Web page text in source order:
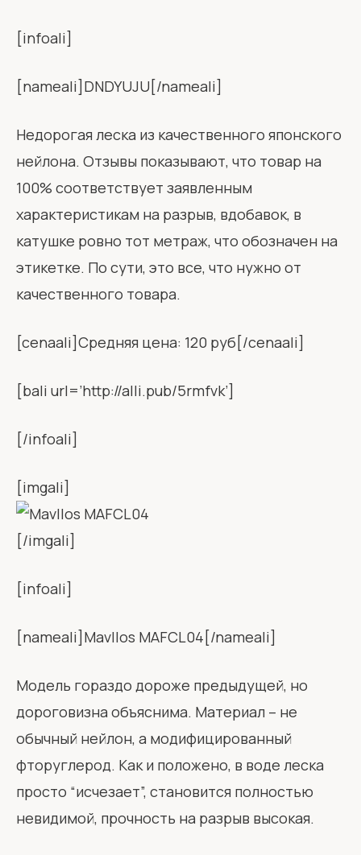
[infoali]
[nameali]DNDYUJU[/nameali]
Недорогая леска из качественного японского
нейлона. Отзывы показывают, что товар на
100% соответствует заявленным
характеристикам на разрыв, вдобавок, в
катушке ровно тот метраж, что обозначен на
этикетке. По сути, это все, что нужно от
качественного товара.
[cenaali]Средняя цена: 120 руб[/cenaali]
[bali url=’http://alli.pub/5rmfvk’]
[/infoali]
[imgali]
[/imgali]
[infoali]
[nameali]Mavllos MAFCL04[/nameali]
Модель гораздо дороже предыдущей, но
дороговизна объяснима. Материал – не
обычный нейлон, а модифицированный
фторуглерод. Как и положено, в воде леска
просто “исчезает”, становится полностью
невидимой, прочность на разрыв высокая.